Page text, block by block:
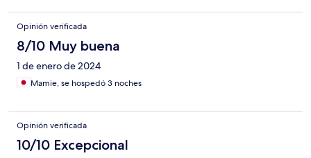
Opinión verificada
8/10 Muy buena
1 de enero de 2024
Mamie, se hospedó 3 noches
Opinión verificada
10/10 Excepcional